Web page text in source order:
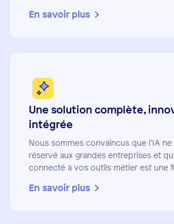
En savoir plus
Une solution complète,
intégrée
Nous sommes convaincus que l’IA
réservé aux grandes entreprises et
connecté à vos outils métier est une
En savoir plus